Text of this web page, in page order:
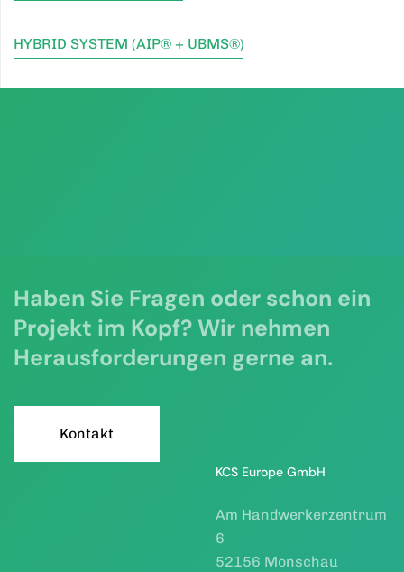
HYBRID SYSTEM (AIP® + UBMS®)
Haben Sie Fragen oder schon ein
Projekt im Kopf? Wir nehmen
Herausforderungen gerne an.
Kontakt
KCS Europe GmbH
Am Handwerkerzentrum
6
52156 Monschau